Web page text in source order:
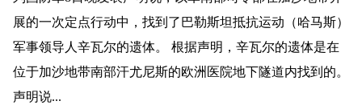
展的一次定点行动中，找到了巴勒斯坦抵抗运动（哈马斯）
军事领导人辛瓦尔的遗体。 根据声明，辛瓦尔的遗体是在
位于加沙地带南部汗尤尼斯的欧洲医院地下隧道内找到的。
声明说...